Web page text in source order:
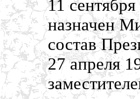
11
назначен
состав
27 апреля